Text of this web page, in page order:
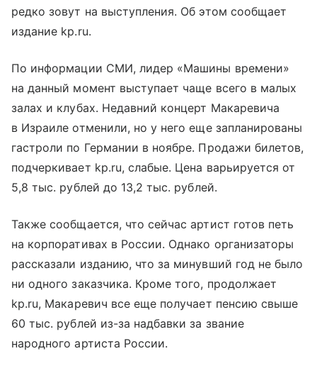
редко зовут на выступления. Об этом сообщает
издание kp.ru.
По информации СМИ, лидер «Машины времени»
на данный момент выступает чаще всего в малых
залах и клубах. Недавний концерт Макаревича
в Израиле отменили, но у него еще запланированы
гастроли по Германии в ноябре. Продажи билетов,
подчеркивает kp.ru, слабые. Цена варьируется от
5,8 тыс. рублей до 13,2 тыс. рублей.
Также сообщается, что сейчас артист готов петь
на корпоративах в России. Однако организаторы
рассказали изданию, что за минувший год не было
ни одного заказчика. Кроме того, продолжает
kp.ru, Макаревич все еще получает пенсию свыше
60 тыс. рублей из-за надбавки за звание
народного артиста России.